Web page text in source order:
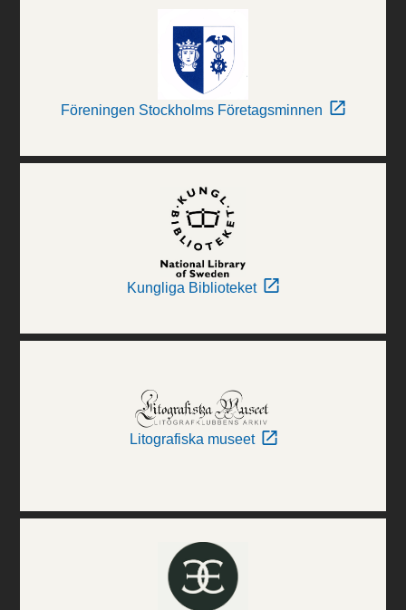
Föreningen Stockholms Företagsminnen
Kungliga Biblioteket
Litografiska museet